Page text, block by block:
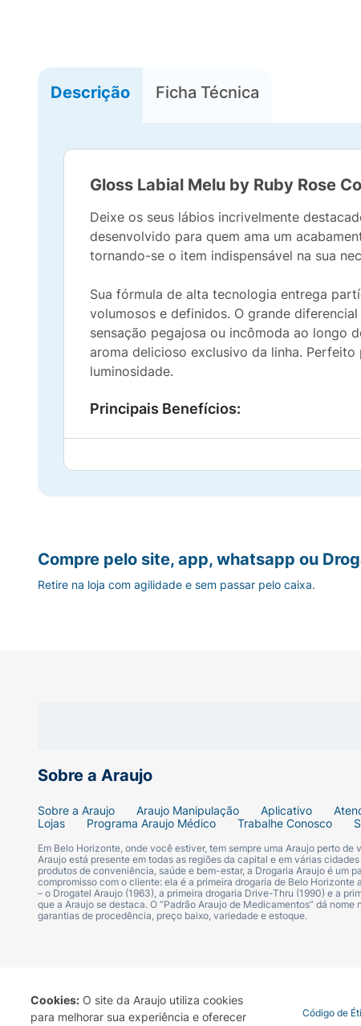
Cookies: O site da Araujo utiliza cookies
para melhorar sua experiência e oferecer
Descrição Ficha Técnica
Gloss Labial Melu by Ruby Rose
Deixe os seus lábios incrivelmente
desenvolvido para quem ama um
tornando-se o item indispensável na sua
Sua fórmula de alta tecnologia entrega
volumosos e definidos. O grande
sensação pegajosa ou incômoda ao longo
aroma delicioso exclusivo da linha.
luminosidade.
Principais Benefícios:
Uso Versátil:Pode ser aplicado
Fragrância suave e
Marca:Melu by Ruby Rose.
Produto:Gloss Labial.
Variante/Tonalidade:Banoffee.
Código de Barras (EAN):7900083013542.
Textura:Fluida e não pegajosa.
Sobre a Araujo
Sobre a Araujo Araujo Manipulação Aplicativo
Lojas
Programa Araujo Médico Trabalhe Conosco
Em Belo Horizonte, onde você estiver, tem sempre uma Araujo perto
Araujo está presente em todas as regiões da capital e em várias
produtos de conveniência, saúde e bem-estar, a Drogaria Araujo é um
compromisso com o cliente: ela é a primeira drogaria de Belo
– o Drogatel Araujo (1963), a primeira drogaria Drive-Thru (1990) e a
que a Araujo se destaca. O “Padrão Araujo de Medicamentos” dá
garantias de procedência, preço baixo, variedade e estoque.
Compre pelo site, app, whatsapp ou
Retire na loja com agilidade e sem passar pelo caixa.
Termo de Uso Portal da Privacidade Covid-19 Código de